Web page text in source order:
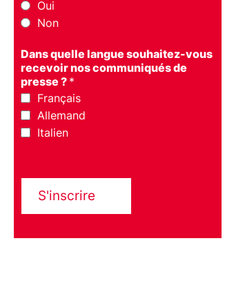
Oui
Non
Dans quelle langue souhaitez-vous
recevoir nos communiqués de
presse ? *
Français
Allemand
Italien
S'inscrire